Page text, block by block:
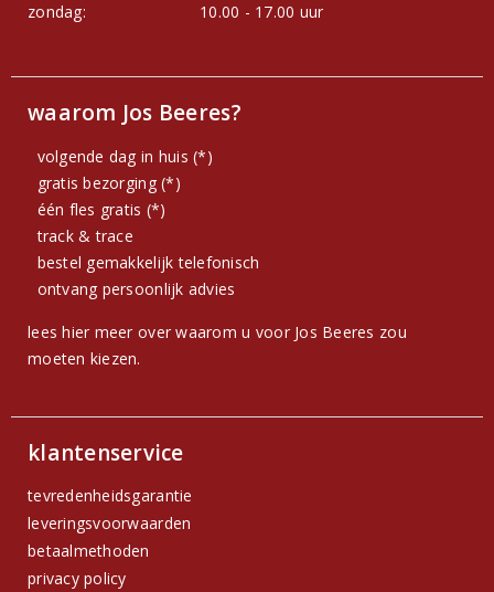
zondag:
10.00 - 17.00 uur
waarom Jos Beeres?
volgende dag in huis (*)
gratis bezorging (*)
één fles gratis (*)
track & trace
bestel gemakkelijk telefonisch
ontvang persoonlijk advies
lees hier meer over waarom u voor Jos Beeres zou
moeten kiezen.
klantenservice
tevredenheidsgarantie
leveringsvoorwaarden
betaalmethoden
privacy policy